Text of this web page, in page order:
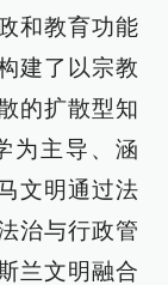
和教育功能
建了以宗教
的扩散型知
为主导、涵
文明通过法
治与行政管
兰文明融合